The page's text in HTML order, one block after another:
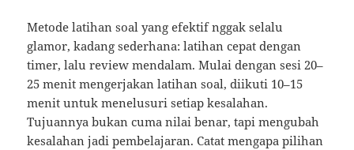
Metode latihan soal yang efektif nggak selalu
glamor, kadang sederhana: latihan cepat dengan
timer, lalu review mendalam. Mulai dengan sesi 20–
25 menit mengerjakan latihan soal, diikuti 10–15
menit untuk menelusuri setiap kesalahan.
Tujuannya bukan cuma nilai benar, tapi mengubah
kesalahan jadi pembelajaran. Catat mengapa pilihan